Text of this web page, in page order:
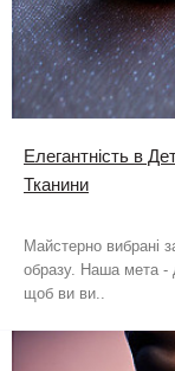
Елегантність в
Тканини
Майстерно вибрані
образу. Наша мета -
щоб ви ви..